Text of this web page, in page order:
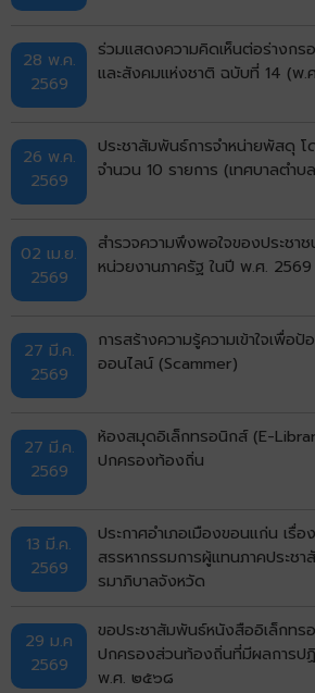
28 พ.ค.
2569
ร่วมแสดงความคิดเห็นต่อร่างก
และสังคมแห่งชาติ ฉบับที่ 14 (พ.
26 พ.ค.
2569
ประชาสัมพันธ์การจำหน่ายพัสดุ
จำนวน 10 รายการ (เทศบาลตำ
02 เม.ย.
2569
สำรวจความพึงพอใจของประชา
หน่วยงานภาครัฐ ในปี พ.ศ. 2569
27 มี.ค.
2569
การสร้างความรู้ความเข้าใจเพื่อ
ออนไลน์ (Scammer)
27 มี.ค.
2569
ห้องสมุดอิเล็กทรอนิกส์ (E-
ปกครองท้องถิ่น
13 มี.ค.
2569
ประกาศอำเภอเมืองขอนแก่น เรื่
สรรหากรรมการผู้แทนภาคประช
รมาภิบาลจังหวัด
29 ม.ค
2569
ขอประชาสัมพันธ์หนังสืออิเล็กท
ปกครองส่วนท้องถิ่นที่มีผลการป
พ.ศ. ๒๕๖๘